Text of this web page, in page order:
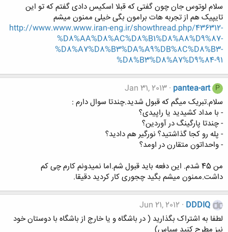
سلام لوتوس جان چون گفتی که قبلا اسکیس دادی گفتم که تو این
تایپیک هم از تجربه هات برامون بگی خیلی ممنون میشم
http://www.www.www.iran-eng.ir/showthread.php/436312-
%D8%AA%D8%AC%D8%B1%D8%A8%D9%87-
%D8%A7%D8%B3%DA%A9%DB%8C%D8%B3-
%D8%B3%D8%A7%D9%84-91
P
pantea-art
Jan 31, 2013
سلام.تبریک میگم که قبول شدید.چندتا سوال دارم :
- با مداد کشیدید یا راپیدی؟
- چندتا پارگینگ در آوردین؟
- پله رو کجا گذاشتید؟ نورگیر هم دادید؟
- واحداتون متقارن در اومد؟
من 45 شدم. این دفعه باید قبول شم.اما نمیدونم کارم چی کم
داشت.ممنون میشم بگید چجوری کار کردید دقیقا.
DDDIQ
Jun 21, 2012
لطفا به اشتراک بگذارید ( در باشگاه و یا خارج از باشگاه با دوستان خود